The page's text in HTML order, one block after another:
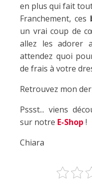
en plus qui fait
Franchement, ces
un vrai coup de
allez les adorer
attendez quoi
de frais à votre
Retrouvez mon
Pssst... viens
sur notre E-Shop !
Chiara